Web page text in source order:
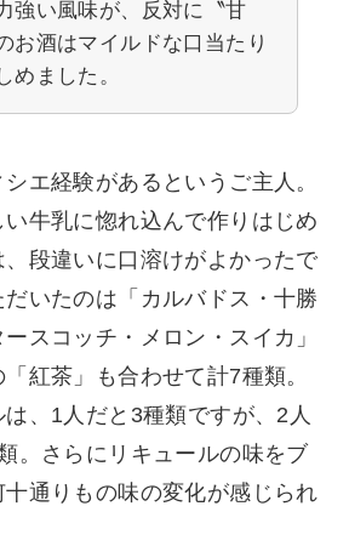
強い風味が、反対に〝甘
お酒はマイルドな口当たり
めました。
エ経験があるというご主人。
牛乳に惚れ込んで作りはじめ
段違いに口溶けがよかったで
いたのは「カルバドス・十勝
スコッチ・メロン・スイカ」
紅茶」も合わせて計7種類。
、1人だと3種類ですが、2人
。さらにリキュールの味をブ
通りもの味の変化が感じられ